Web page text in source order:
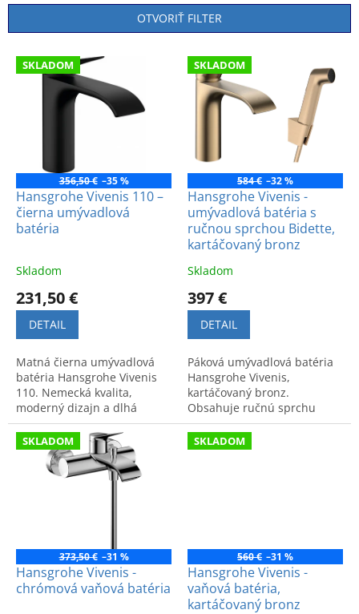
n
i
o
OTVORIŤ FILTER
V
o
o
SKLADOM
356,50 € –35 %
Hansgrohe Vivenis 110 –
čierna umývadlová
batéria
Skladom
231,50 €
DETAIL
Matná čierna umývadlová
batéria Hansgrohe Vivenis
110. Nemecká kvalita,
moderný dizajn a dlhá
životnosť. Kód produktu:
75022670.
SKLADOM
584 € –32 %
Hansgrohe Vivenis -
umývadlová batéria s
ručnou sprchou Bidette,
kartáčovaný bronz
Skladom
397 €
DETAIL
Páková umývadlová batéria
Hansgrohe Vivenis,
kartáčovaný bronz.
Obsahuje ručnú sprchu
Bidette a sprchovú hadicu s
dĺžkou 160 cm pre vyšší
komfort.
SKLADOM
373,50 € –31 %
Hansgrohe Vivenis -
chrómová vaňová batéria
SKLADOM
560 € –31 %
Hansgrohe Vivenis -
vaňová batéria,
kartáčovaný bronz